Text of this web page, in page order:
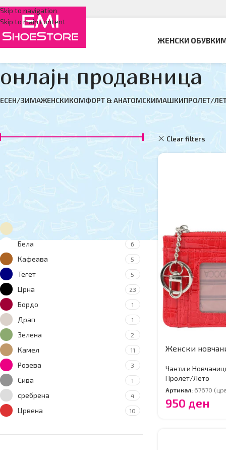
Skip to navigation
Skip to main content
ЖЕНСКИ ОБУВКИ
онлајн продавница
ЕСЕН/ЗИМАЖЕНСКИКОМФОРТ & АНАТОМСКИМАШКИПРОЛЕТ/
ФИЛТЕР ПО БОЈА
Бела 6
Кафеава 5
Тегет 5
Црна 23
Бордо 1
Драп 1
Зелена 2
Камел 11
Розева 3
Сива 1
сребрена 4
Црвена 10
Clear filters
Женски
Чанти и
Пролет/Лето
Артикал: 67670
950 ден